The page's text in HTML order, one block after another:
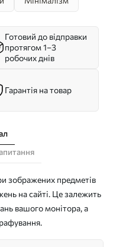
Готовий до відправки
протягом 1–3
робочих днів
Гарантія на товар
зображених предметів
на сайті. Це залежить
вашого монітора, а